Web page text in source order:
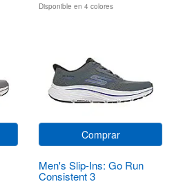
Disponible en 4 colores
Comprar
Men's Slip-Ins: Go Run
Consistent 3